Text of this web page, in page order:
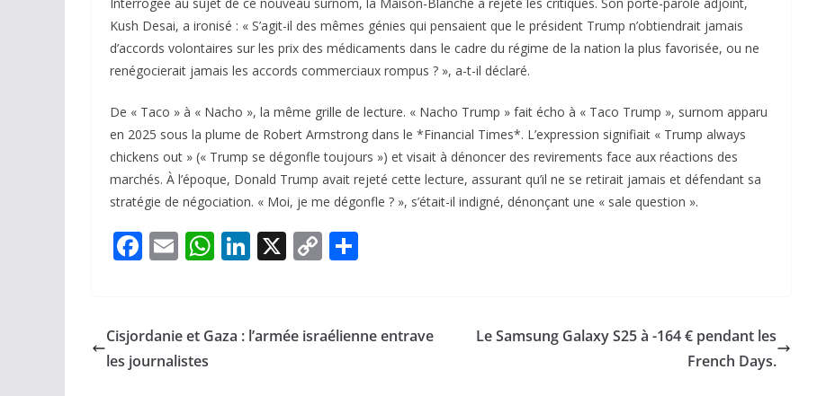
Kush Desai, a ironisé : « S’agit-il des mêmes génies qui pensaient que le président Trump n’obtiendrait jamais
d’accords volontaires sur les prix des médicaments dans le cadre du régime de la nation la plus favorisée, ou ne
renégocierait jamais les accords commerciaux rompus ? », a-t-il déclaré.
De « Taco » à « Nacho », la même grille de lecture. « Nacho Trump » fait écho à « Taco Trump », surnom apparu
en 2025 sous la plume de Robert Armstrong dans le *Financial Times*. L’expression signifiait « Trump always
chickens out » (« Trump se dégonfle toujours ») et visait à dénoncer des revirements face aux réactions des
marchés. À l’époque, Donald Trump avait rejeté cette lecture, assurant qu’il ne se retirait jamais et défendant sa
stratégie de négociation. « Moi, je me dégonfle ? », s’était-il indigné, dénonçant une « sale question ».
F
b
o
E
l
W
s
Li
e
X C
y g
Cisjordanie et Gaza : l’armée israélienne entrave
les journalistes
Le Samsung Galaxy S25 à -164 € pendant les
French Days.